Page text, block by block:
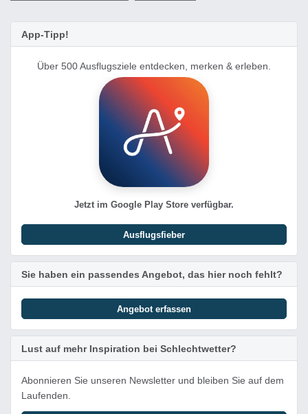
App-Tipp!
Über 500 Ausflugsziele entdecken, merken & erleben.
Jetzt im Google Play Store verfügbar.
Ausflugsfieber
Sie haben ein passendes Angebot, das hier noch fehlt?
Angebot erfassen
Lust auf mehr Inspiration bei Schlechtwetter?
Abonnieren Sie unseren Newsletter und bleiben Sie auf dem
Laufenden.